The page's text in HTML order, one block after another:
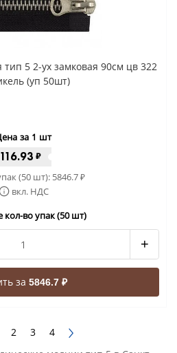
5 2-ух замковая 90см цв 322
(уп 50шт)
за 1 шт
116.93 ₽
(50 шт): 5846.7₽
вкл. НДС
кол-во упак (50 шт)
+
за 5846.7 ₽
2 3
4